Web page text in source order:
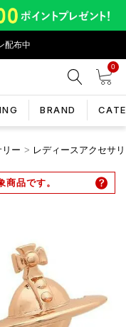
配布中
0
BRAND
ー レディースアクセサ
商品です。